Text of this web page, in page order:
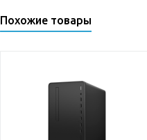
Похожие товары